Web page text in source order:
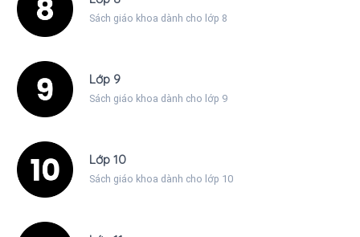
Sách giáo khoa dành cho lớp 8
Lớp 9
Sách giáo khoa dành cho lớp 9
Lớp 10
Sách giáo khoa dành cho lớp 10